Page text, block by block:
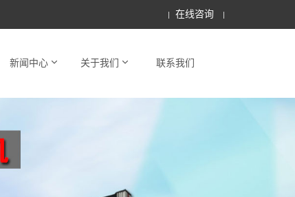
在线咨询
新闻中心 关于我们 联系我们